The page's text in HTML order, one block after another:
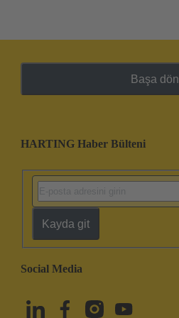
Başa dön
HARTING Haber Bülteni
Kayda git
Social Media